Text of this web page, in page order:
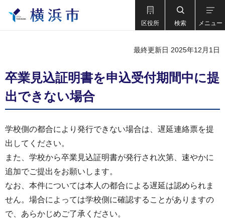
区役所 検索 メニュー
最終更新日 2025年12月1日
卒業見込証明書を申込受付期間中に提
出できない場合
学校側の都合により発行できない場合は、遅延連絡票を提
出してください。
また、学校から卒業見込証明書が発行され次第、速やかに
追加でご提出をお願いします。
なお、本件については本人の都合による遅延は認められま
せん。場合によっては学校側に確認することがありますの
で、あらかじめご了承ください。